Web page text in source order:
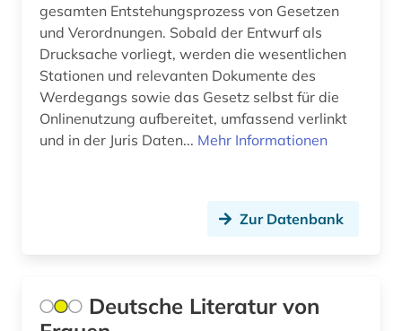
bilanz (2)
bilanzierung (1)
bilanzrecht (3)
bilanzsteuerrecht (1)
bildliche darstellung (2)
bildpostkarte (2)
gesamten Entstehungsprozess von Gesetzen
und Verordnungen. Sobald der Entwurf als
Drucksache vorliegt, werden die wesentlichen
Stationen und relevanten Dokumente des
Werdegangs sowie das Gesetz selbst für die
Onlinenutzung aufbereitet, umfassend verlinkt
und in der Juris Daten... Mehr Informationen
Zur Datenbank
Deutsche Literatur von